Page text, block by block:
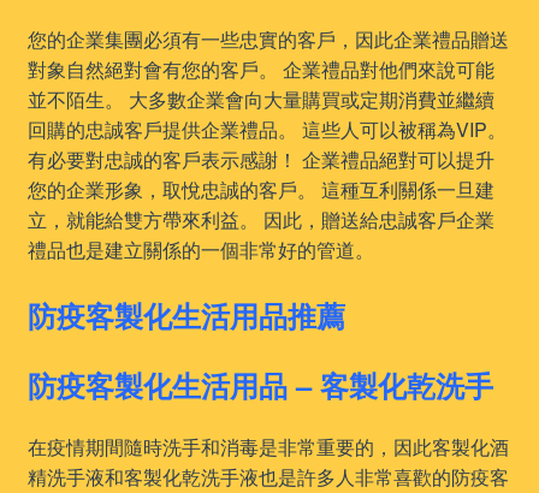
您的企業集團必須有一些忠實的客戶，因此企業禮品贈送
對象自然絕對會有您的客戶。 企業禮品對他們來說可能
並不陌生。 大多數企業會向大量購買或定期消費並繼續
回購的忠誠客戶提供企業禮品。 這些人可以被稱為VIP。
有必要對忠誠的客戶表示感謝！ 企業禮品絕對可以提升
您的企業形象，取悅忠誠的客戶。 這種互利關係一旦建
立，就能給雙方帶來利益。 因此，贈送給忠誠客戶企業
禮品也是建立關係的一個非常好的管道。
防疫客製化生活用品推薦
防疫客製化生活用品 – 客製化乾洗手
在疫情期間隨時洗手和消毒是非常重要的，因此客製化酒
精洗手液和客製化乾洗手液也是許多人非常喜歡的防疫客